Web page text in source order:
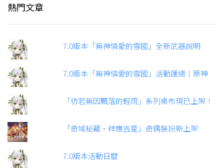
熱門文章
7.0版本「無神憐愛的雪國」全新武器說明
7.0版本「無神憐愛的雪國」活動匯總｜原神
「彷若無因飄落的輕雨」系列桌布現已上架！
「奇域秘藏·祥應吉星」奇偶裝扮新上架
7.0版本活動日曆